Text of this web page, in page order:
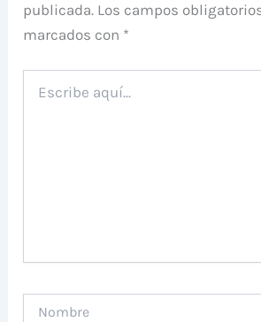
publicada. Los campos
marcados con *
aquí...